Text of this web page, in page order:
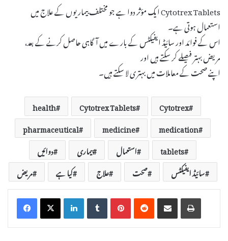
Cytotrex Tablets ایک مؤثر دوا ہے جو مختلف بیماریوں کے علاج میں
استعمال ہوتی ہے۔
اس کے فوائد اور سائیڈ ایفیکٹس کے بارے میں آگاہی حاصل کرنے کے بعد،
مریض بہتر فیصلے کر سکتے ہیں اور
اپنے صحت کے معاملات میں بہتری لا سکتے ہیں۔
Cytotrex
Cytotrex Tablets
health
medication
medicine
pharmaceutical
tablets
استعمال بیماری
دوائیں
سائیڈ ایفیکٹس
صحت علاج کیا ہے مریض
LinkedInTumblrPinterestReddit Share via Email Print